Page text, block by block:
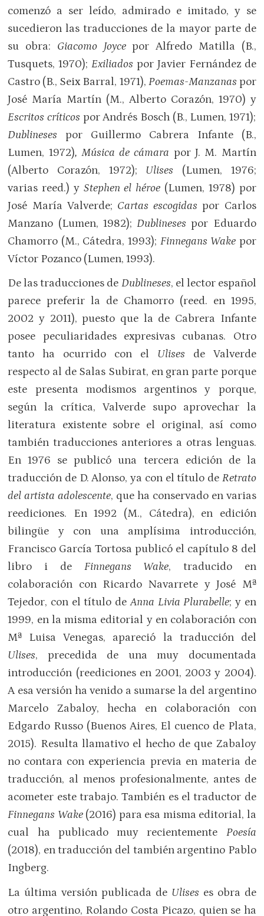
comenzó a ser leído, admirado e imitado, y se
sucedieron las traducciones de la mayor parte de
su obra: Giacomo Joycepor Alfredo Matilla (B.,
Tusquets, 1970);Exiliados por Javier Fernández de
Castro (B., Seix Barral, 1971), Poemas-Manzanas por
José María Martín (M., Alberto Corazón, 1970) y
Escritos críticos por Andrés Bosch (B., Lumen, 1971);
Dublineses por Guillermo Cabrera Infante (B.,
Lumen, 1972), Música de cámara por J. M. Martín
(Alberto Corazón, 1972); Ulises (Lumen, 1976;
varias reed.) y Stephen el héroe (Lumen, 1978) por
José María Valverde; Cartas escogidas por Carlos
Manzano (Lumen, 1982);Dublineses por Eduardo
Chamorro (M., Cátedra, 1993); Finnegans Wake por
Víctor Pozanco (Lumen, 1993).
De las traducciones de Dublineses, el lector español
parece preferir la de Chamorro (reed. en 1995,
2002 y 2011), puesto que la de Cabrera Infante
posee peculiaridades expresivas cubanas. Otro
tanto ha ocurrido con el Ulises de Valverde
respecto al de Salas Subirat, en gran parte porque
este presenta modismos argentinos y porque,
según la crítica, Valverde supo aprovechar la
literatura existente sobre el original, así como
también traducciones anteriores a otras lenguas.
En 1976 se publicó una tercera edición de la
traducción de D. Alonso, ya con el título de Retrato
del artista adolescente, que ha conservado en varias
reediciones. En 1992 (M., Cátedra), en edición
bilingüe y con una amplísima introducción,
Francisco García Tortosa publicó el capítulo 8 del
libro i de Finnegans Wake, traducido en
colaboración con Ricardo Navarrete y José Mª
Tejedor, con el título deAnna Livia Plurabelle; y en
1999, en la misma editorial y en colaboración con
Mª Luisa Venegas, apareció la traducción del
Ulises, precedida de una muy documentada
introducción (reediciones en 2001, 2003 y 2004).
A esa versión ha venido a sumarse la del argentino
Marcelo Zabaloy, hecha en colaboración con
Edgardo Russo (Buenos Aires, El cuenco de Plata,
2015). Resulta llamativo el hecho de que Zabaloy
no contara con experiencia previa en materia de
traducción, al menos profesionalmente, antes de
acometer este trabajo. También es el traductor de
Finnegans Wake(2016) para esa misma editorial, la
cual ha publicado muy recientemente Poesía
(2018), en traducción del también argentino Pablo
Ingberg.
La última versión publicada de Ulises es obra de
otro argentino, Rolando Costa Picazo, quien se ha